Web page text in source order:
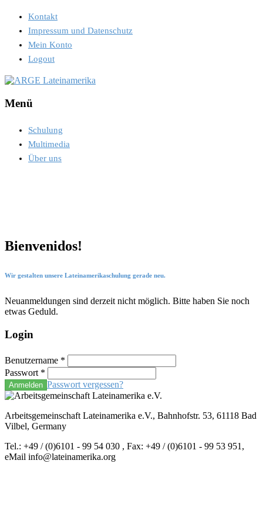
Kontakt
Impressum und Datenschutz
Mein Konto
Logout
Menü
Schulung
Multimedia
Über uns
Bienvenidos!
Wir gestalten unsere Lateinamerikaschulung gerade neu.
Neuanmeldungen sind derzeit nicht möglich. Bitte haben Sie noch
etwas Geduld.
Login
Benutzername *
Passwort *
Anmelden Passwort vergessen?
Arbeitsgemeinschaft Lateinamerika e.V., Bahnhofstr. 53, 61118 Bad
Vilbel, Germany
Tel.: +49 / (0)6101 - 99 54 030 , Fax: +49 / (0)6101 - 99 53 951,
eMail info@lateinamerika.org